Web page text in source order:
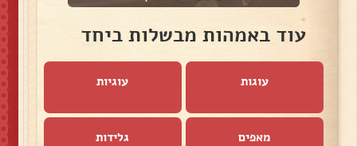
עוד באמהות מבשלות ביחד
עוגות עוגיות
מאפים גלידות